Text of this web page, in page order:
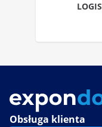
Obsługa klienta